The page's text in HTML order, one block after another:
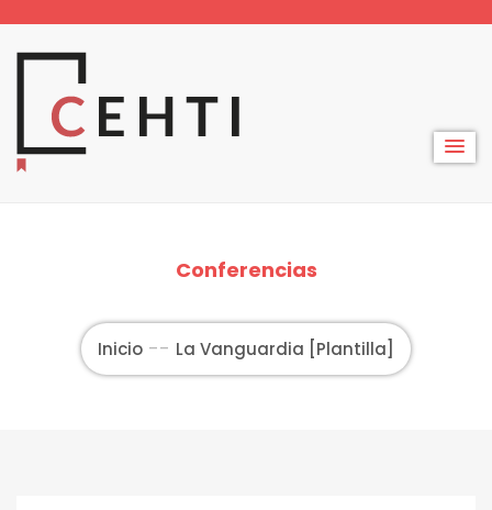
content
Conferencias
Inicio La Vanguardia [Plantilla]